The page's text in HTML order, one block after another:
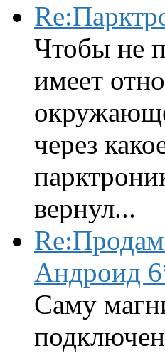
Чтобы не
имеет
через
вернул...
Re:Продам
Андроид
Саму